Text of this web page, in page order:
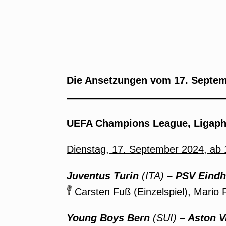
Die Ansetzungen vom 17.
UEFA Champions League,
Dienstag, 17. September 2024, ab
Juventus Turin (ITA) – PSV
Carsten Fuß (Einzelspiel), Mario
Young Boys Bern (SUI) – Aston